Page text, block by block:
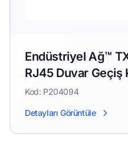
Endüstriyel Ağ™
RJ45 Duvar Geçiş
Kod: P204094
Detayları Görüntüle